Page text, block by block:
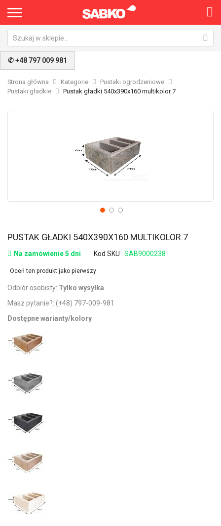
✆ +48 797 009 981
Strona główna Kategorie
Pustaki ogrodzeniowe
Pustaki gładkie
Pustak gładki 540x390x160 multikolor 7
PUSTAK GŁADKI 540X390X160 MULTIKOLOR 7
Na zamówienie 5 dni Kod SKU SAB9000238
Oceń ten produkt jako pierwszy
Odbiór osobisty: Tylko wysyłka
Masz pytanie?: (+48) 797-009-981
Dostępne warianty/kolory